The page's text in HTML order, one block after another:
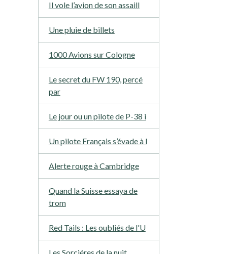
Il vole l’avion de son assaill
Une pluie de billets
1000 Avions sur Cologne
Le secret du FW 190, percé
par
Le jour ou un pilote de P-38 i
Un pilote Français s’évade à l
Alerte rouge à Cambridge
Quand la Suisse essaya de
trom
Red Tails : Les oubliés de l'U